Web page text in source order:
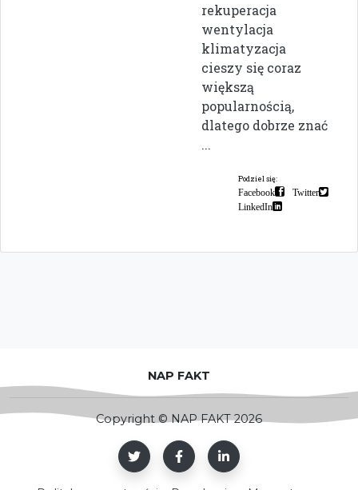
rekuperacja
wentylacja
klimatyzacja
cieszy się coraz
większą
popularnością,
dlatego dobrze znać
...
Podziel się:
Facebook
Twitter
LinkedIn
NAP FAKT
Copyright © NAP FAKT 2026